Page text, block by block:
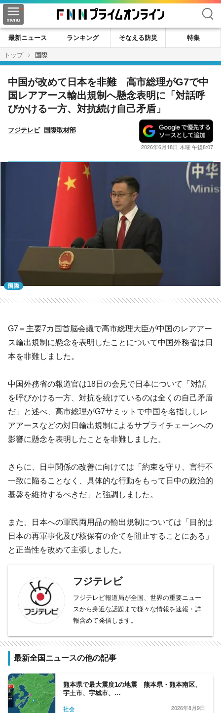
検索
最新ニュース ランキング そなえる防災
特集
トップ
国際
中国が改めて日本を非難 高市総理がG7で中
国レアアース輸出規制へ懸念表明に「対話呼
びかける一方、対抗続け自己矛盾」
フジテレビ 国際取材部
2026年6月18日 木曜 午後8:07
国際
G7＝主要7カ国首脳会議で高市総理大臣が中国のレアアー
ス輸出規制に懸念を表明したことについて中国外務省は日
本を非難しました。
中国外務省の報道官は18日の会見で日本について「対話
を呼びかける一方、対抗を続けているのは全くの自己矛盾
だ」と述べ、高市総理がG7サミットで中国を名指ししレ
アアースなどの対日輸出規制によるサプライチェーンへの
影響に懸念を表明したことを非難しました。
さらに、日中関係の改善に向けては「約束を守り、言行不
一致に陥ることなく、具体的な行動をもって日中の政治的
基盤を維持するべきだ」と強調しました。
また、日本への軍民両用品の輸出規制については「目的は
日本の再軍事化及び核保有の企てを阻止することにある」
と正当性を改めて主張しました。
フジテレビ
フジテレビ報道局が全国、世界の重要ニュー
スから身近な話題まで様々な情報を速報・詳
報含めて発信します。
最新全国ニュースの他の記事
熊本県で最大震度1の地震 熊本県・熊本南区、
宇土市、宇城市、…
社会 2026年8月9日